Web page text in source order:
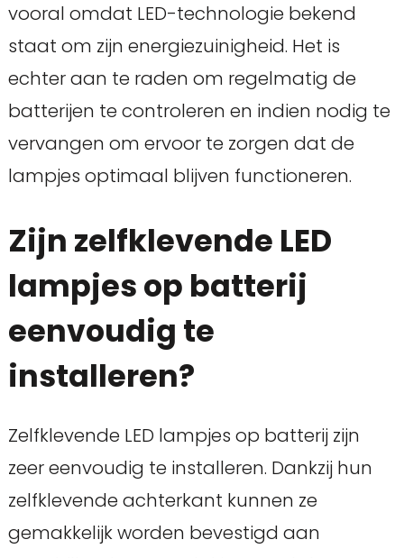
vooral omdat LED-technologie bekend
staat om zijn energiezuinigheid. Het is
echter aan te raden om regelmatig de
batterijen te controleren en indien nodig te
vervangen om ervoor te zorgen dat de
lampjes optimaal blijven functioneren.
Zijn zelfklevende LED
lampjes op batterij
eenvoudig te
installeren?
Zelfklevende LED lampjes op batterij zijn
zeer eenvoudig te installeren. Dankzij hun
zelfklevende achterkant kunnen ze
gemakkelijk worden bevestigd aan